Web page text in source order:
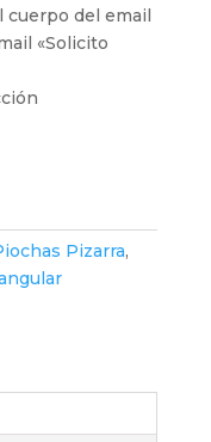
cuerpo del email
«Solicito
Pizarra,